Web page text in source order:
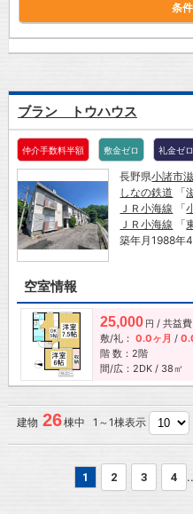
条
ブラン トウハウス
仲介手数料半額 敷金ゼロ 礼金ゼロ
長野県小諸市
しなの鉄道 「
ＪＲ小海線 「
ＪＲ小海線 「
築年月1988年
空室情報
25,000 円 / 共益
敷/礼： 0.0ヶ月 /
階 数：2階
間/広：2DK / 38㎡
建物 26棟中 1～1棟表示
1 2 3 4